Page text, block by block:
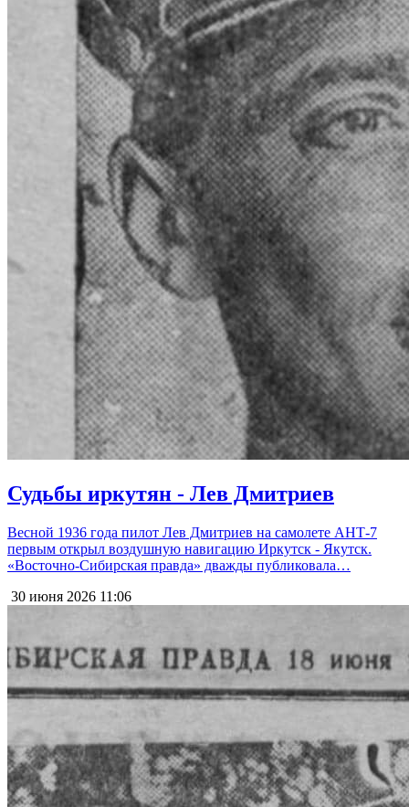
Судьбы иркутян - Лев Дмитриев
Весной 1936 года пилот Лев Дмитриев на самолете АНТ-7
первым открыл воздушную навигацию Иркутск - Якутск.
«Восточно-Сибирская правда» дважды публиковала…
30 июня 2026 11:06